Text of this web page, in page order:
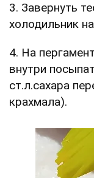
3. Завернуть
холодильник
4. На
внутри
ст.л.сахара
крахмала).